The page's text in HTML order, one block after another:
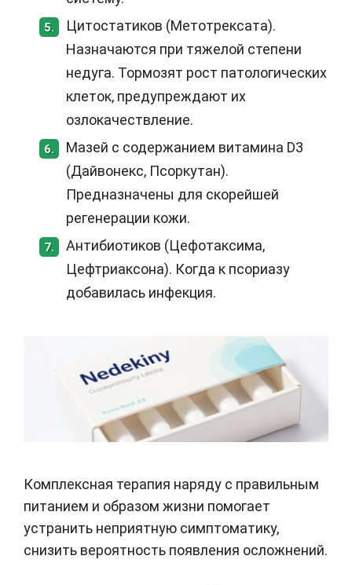
5.
Цитостатиков (Метотрексата).
Назначаются при тяжелой степени
недуга. Тормозят рост патологических
клеток, предупреждают их
озлокачествление.
6.
Мазей с содержанием витамина D3
(Дайвонекс, Псоркутан).
Предназначены для скорейшей
регенерации кожи.
7.
Антибиотиков (Цефотаксима,
Цефтриаксона). Когда к псориазу
добавилась инфекция.
Комплексная терапия наряду с правильным
питанием и образом жизни помогает
устранить неприятную симптоматику,
снизить вероятность появления осложнений.